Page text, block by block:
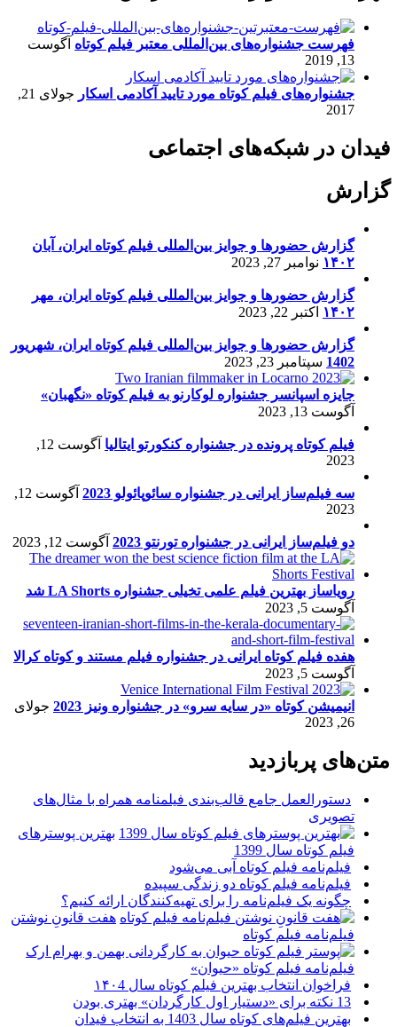
فهرست جشنواره‌های بین‌المللی معتبر فیلم کوتاه آگوست
13, 2019
جشنواره‌های فیلم کوتاه مورد تایید آکادمی اسکار
جولای 21,
2017
فیدان در شبکه‌های اجتماعی
گزارش
گزارش حضورها و جوایز بین‌المللی فیلم کوتاه ایران، آبان
۱۴۰۲ نوامبر 27, 2023
گزارش حضورها و جوایز بین‌المللی فیلم کوتاه ایران، مهر
۱۴۰۲ اکتبر 22, 2023
گزارش حضورها و جوایز بین‌المللی فیلم کوتاه ایران، شهریور
1402 سپتامبر 23, 2023
جایزه اسپانسر جشنواره لوکارنو به فیلم کوتاه «نگهبان»
آگوست 13, 2023
فیلم کوتاه پرونده در جشنواره کنکورتو ایتالیا
آگوست 12,
2023
سه فیلم‌ساز ایرانی در جشنواره سائوپائولو 2023
آگوست 12,
2023
دو فیلم‌ساز ایرانی در جشنواره تورنتو 2023 آگوست 12, 2023
رویاساز بهترین فیلم علمی تخیلی جشنواره LA Shorts شد
آگوست 5, 2023
هفده فیلم کوتاه ایرانی در جشنواره فیلم مستند و کوتاه کرالا
آگوست 5, 2023
انیمیشن کوتاه «در سایه سرو» در جشنواره ونیز 2023
جولای
26, 2023
متن‌های پربازدید
دستورالعمل جامع قالب‌بندی فیلمنامه همراه با مثال‌های
تصویری
بهترین پوسترهای
فیلم کوتاه سال 1399
فیلم‌نامه فیلم کوتاه آبی می‌شود
فیلم‌نامه فیلم کوتاه دو زندگی سپیده
چگونه یک فیلم‌نامه را برای تهیه‌کنندگان ارائه کنیم؟
هفت قانونِ نوشتن
فیلم‌نامه فیلم کوتاه
فیلم‌نامه فیلم کوتاه «حیوان»
فراخوان انتخاب بهترین فیلم کوتاه سال ۱۴۰4
13 نکته برای «دستیار اول کارگردان» بهتری بودن
بهترین فیلم‌های کوتاه سال 1403 به انتخاب فیدان